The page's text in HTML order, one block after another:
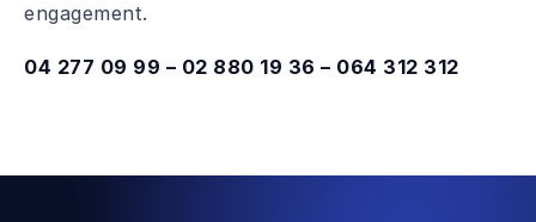
engagement.
04 277 09 99 – 02 880 19 36 – 064 312 312